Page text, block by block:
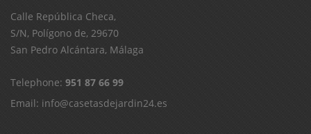
C​a​l​l​e​ ​R​e​p​ú​b​l​i​c​a​ ​C​h​e​c​a​,​ ​
S​/​N​,​ ​P​o​l​í​g​o​n​o​ ​d​e​,​ ​2​9​6​7​0​
​S​a​n​ ​P​e​d​r​o​ ​A​l​c​á​n​t​a​r​a​,​ ​M​á​l​a​g​a
Telephone: 951 87 66 99
Email: info@casetasdejardin24.es